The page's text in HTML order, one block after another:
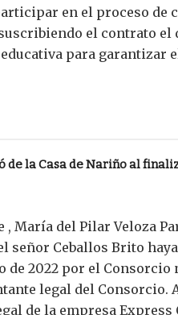
en el proceso de
el contrato el
para garantizar
de la Casa de Nariño al
, María del Pilar Veloza
señor Ceballos Brito
de 2022 por el
legal del Consorcio.
de la empresa Express